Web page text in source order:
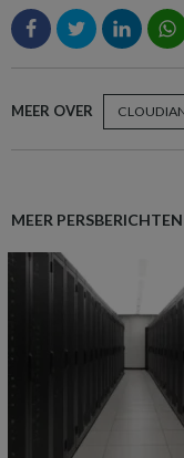
MEER OVER
MEER